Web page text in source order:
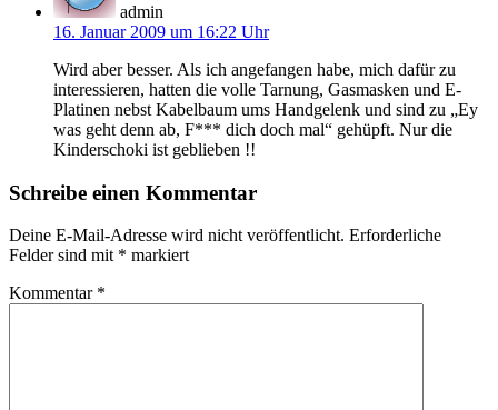
admin
16. Januar 2009 um 16:22 Uhr
Wird aber besser. Als ich angefangen habe, mich dafür zu
interessieren, hatten die volle Tarnung, Gasmasken und E-
Platinen nebst Kabelbaum ums Handgelenk und sind zu „Ey
was geht denn ab, F*** dich doch mal“ gehüpft. Nur die
Kinderschoki ist geblieben !!
Schreibe einen Kommentar
Deine E-Mail-Adresse wird nicht veröffentlicht. Erforderliche
Felder sind mit * markiert
Kommentar *